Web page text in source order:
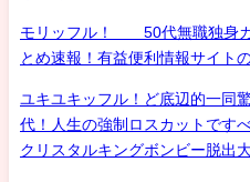
モリッフル！ 50代無職独身ガ
とめ速報！有益便利情報サイト
ユキユキッフル！ど底辺的一同
代！人生の強制ロスカットです
クリスタルキングボンビー脱出